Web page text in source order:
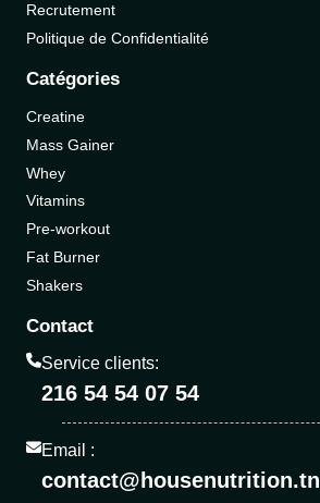
Recrutement
Politique de Confidentialité
Catégories
Creatine
Mass Gainer
Whey
Vitamins
Pre-workout
Fat Burner
Shakers
Contact
Service clients:
216 54 54 07 54
Email :
contact@housenutrition.tn